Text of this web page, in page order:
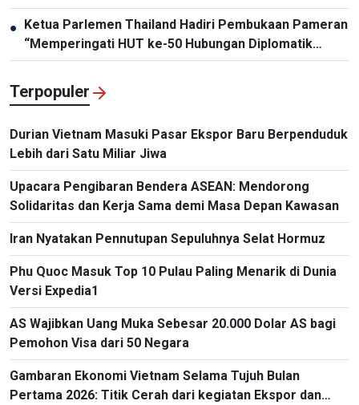
● Ketua Parlemen Thailand Hadiri Pembukaan Pameran
“Memperingati HUT ke-50 Hubungan Diplomatik
Vietnam-Thailand”
Terpopuler
Durian Vietnam Masuki Pasar Ekspor Baru Berpenduduk
Lebih dari Satu Miliar Jiwa
Upacara Pengibaran Bendera ASEAN: Mendorong
Solidaritas dan Kerja Sama demi Masa Depan Kawasan
Iran Nyatakan Pennutupan Sepuluhnya Selat Hormuz
Phu Quoc Masuk Top 10 Pulau Paling Menarik di Dunia
Versi Expedia1
AS Wajibkan Uang Muka Sebesar 20.000 Dolar AS bagi
Pemohon Visa dari 50 Negara
Gambaran Ekonomi Vietnam Selama Tujuh Bulan
Pertama 2026: Titik Cerah dari kegiatan Ekspor dan